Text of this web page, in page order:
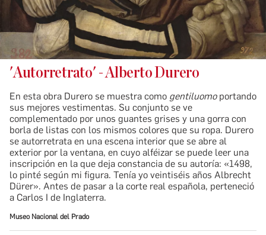
'Autorretrato' - Alberto Durero
En esta obra Durero se muestra como gentiluomo portando
sus mejores vestimentas. Su conjunto se ve
complementado por unos guantes grises y una gorra con
borla de listas con los mismos colores que su ropa. Durero
se autorretrata en una escena interior que se abre al
exterior por la ventana, en cuyo alféizar se puede leer una
inscripción en la que deja constancia de su autoría: «1498,
lo pinté según mi figura. Tenía yo veintiséis años Albrecht
Dürer». Antes de pasar a la corte real española, perteneció
a Carlos I de Inglaterra.
Museo Nacional del Prado